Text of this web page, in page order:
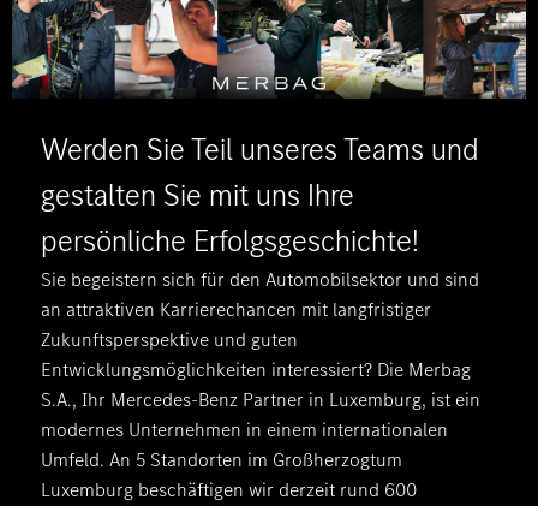
Werden Sie Teil unseres Teams und
gestalten Sie mit uns Ihre
persönliche Erfolgsgeschichte!
Sie begeistern sich für den Automobilsektor und sind
an attraktiven Karrierechancen mit langfristiger
Zukunftsperspektive und guten
Entwicklungsmöglichkeiten interessiert? Die Merbag
S.A., Ihr Mercedes-Benz Partner in Luxemburg, ist ein
modernes Unternehmen in einem internationalen
Umfeld. An 5 Standorten im Großherzogtum
Luxemburg beschäftigen wir derzeit rund 600